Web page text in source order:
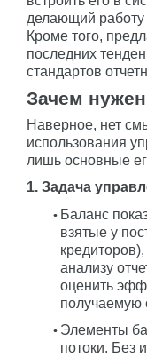
делающий
Кроме того,
последних
стандартов
Зачем
Наверное, нет
использования
лишь основные
1. Задача
Баланс
взятые у
анализу
оценить
получаемую
Элементы
потоки. Без